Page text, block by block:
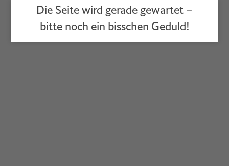
Die Seite wird gerade gewartet –
bitte noch ein bisschen Geduld!